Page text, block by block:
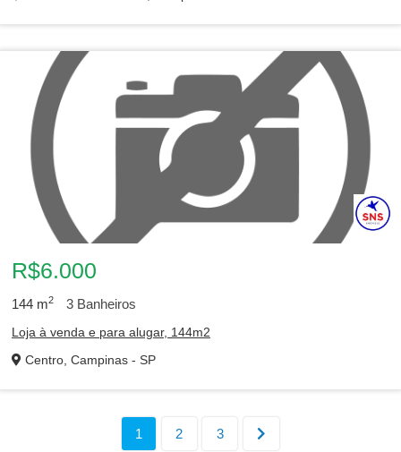
R$6.000
144 m2 3 Banheiros
Loja à venda e para alugar, 144m2
Centro, Campinas - SP